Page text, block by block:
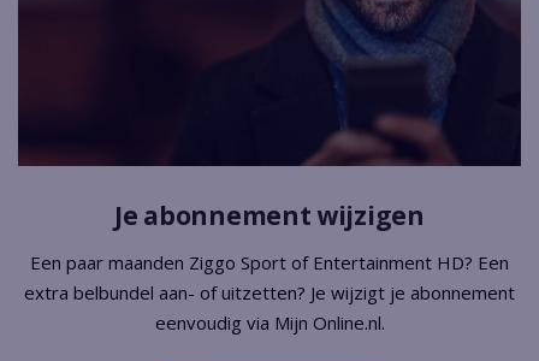
Je abonnement wijzigen
Een paar maanden Ziggo Sport of Entertainment HD? Een
extra belbundel aan- of uitzetten? Je wijzigt je abonnement
eenvoudig via Mijn Online.nl.